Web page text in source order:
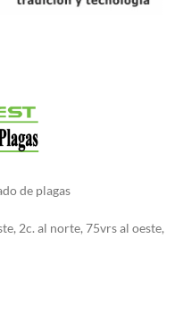
equipada con una abertura
de plagas
2c. al norte, 75vrs al oeste,